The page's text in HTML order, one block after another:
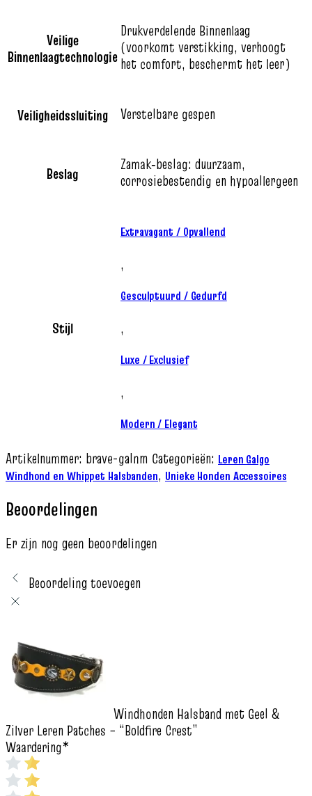
Veilige
Binnenlaagtechnologie
Drukverdelende Binnenlaag
(voorkomt verstikking, verhoogt
het comfort, beschermt het leer)
Veiligheidssluiting Verstelbare gespen
Beslag
Zamak‑beslag: duurzaam,
corrosiebestendig en hypoallergeen
Stijl
Extravagant / Opvallend
,
Gesculptuurd / Gedurfd
,
Luxe / Exclusief
,
Modern / Elegant
Artikelnummer: brave-galnm Categorieën: Leren Galgo
Windhond en Whippet Halsbanden, Unieke Honden Accessoires
Beoordelingen
Er zijn nog geen beoordelingen
Beoordeling toevoegen
Windhonden Halsband met Geel &
Zilver Leren Patches – “Boldfire Crest”
Waardering*